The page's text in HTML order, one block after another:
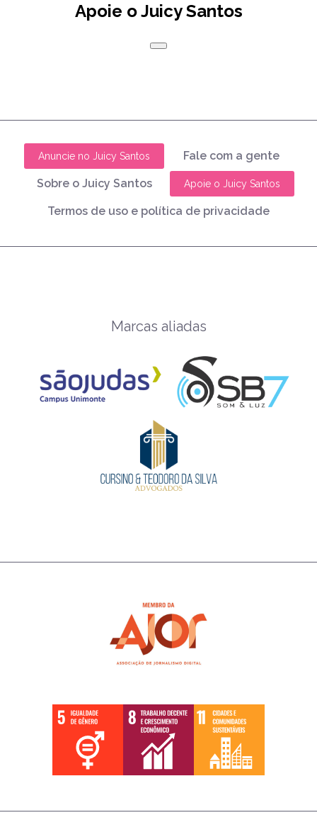
Apoie o Juicy Santos
Anuncie no Juicy Santos Fale com a gente
Sobre o Juicy Santos Apoie o Juicy Santos
Termos de uso e política de privacidade
Marcas aliadas